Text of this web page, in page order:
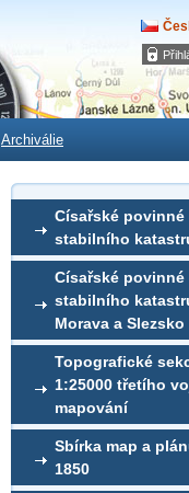
Archiválie
Císařské
stabilního
Císařské
stabilního
Morava a Slezsko
Topografické
1:25000 třetího
mapování
Sbírka map a
1850